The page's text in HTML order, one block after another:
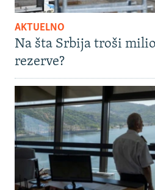
AKTUELNO
Na šta Srbija troši
rezerve?